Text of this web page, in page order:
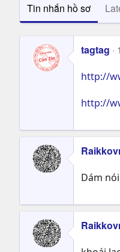
Tin nhắn hồ sơ
tagtag
http://
http://
Dám